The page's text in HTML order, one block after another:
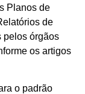
Planos de
de
pelos órgãos
os artigos
o padrão